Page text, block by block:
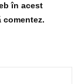
în acest